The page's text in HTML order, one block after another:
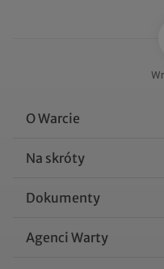
O Warcie
Na skróty
Dokumenty
Agenci Warty